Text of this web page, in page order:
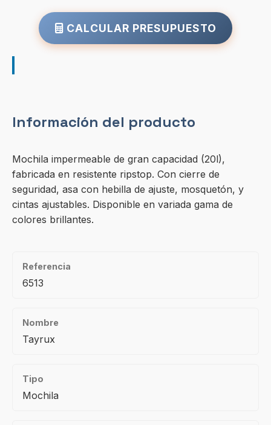
CALCULAR PRESUPUESTO
Información del producto
Mochila impermeable de gran capacidad (20l),
fabricada en resistente ripstop. Con cierre de
seguridad, asa con hebilla de ajuste, mosquetón, y
cintas ajustables. Disponible en variada gama de
colores brillantes.
Referencia
6513
Nombre
Tayrux
Tipo
Mochila